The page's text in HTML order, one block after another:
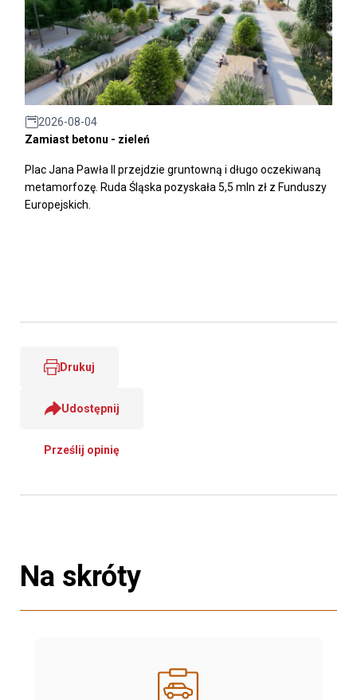
2026-08-04
Zamiast betonu - zieleń
Plac Jana Pawła II przejdzie gruntowną i długo oczekiwaną
metamorfozę. Ruda Śląska pozyskała 5,5 mln zł z Funduszy
Europejskich.
Drukuj
Udostępnij
Prześlij opinię
Na skróty